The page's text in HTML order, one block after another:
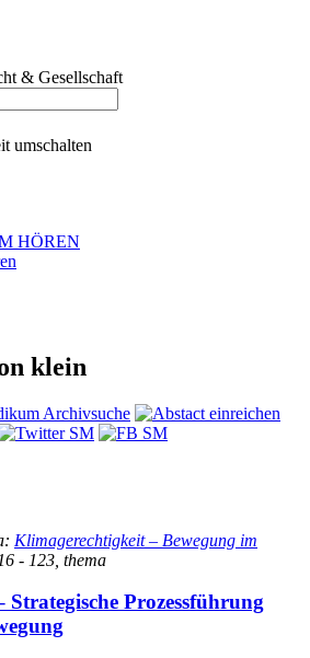
& Gesellschaft
umschalten
HÖREN
klein
Klimagerechtigkeit – Bewegung im
- 123, thema
Prozessführung